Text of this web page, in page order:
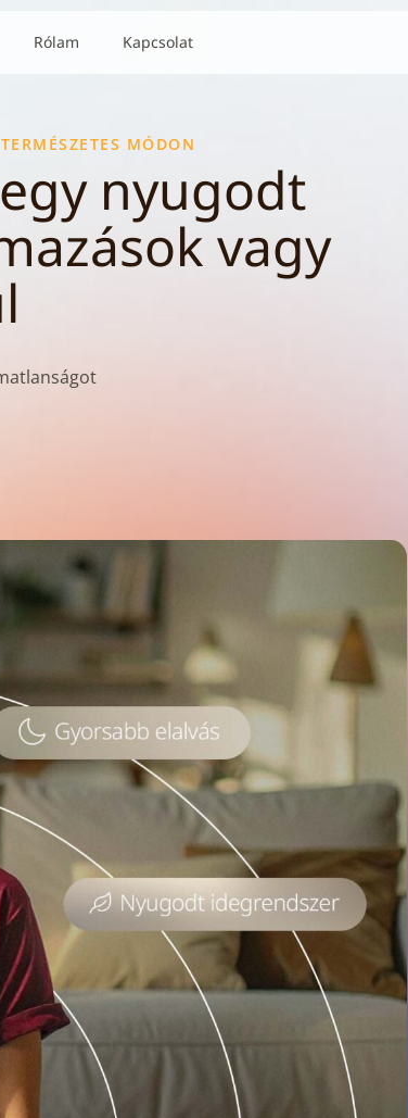
Rólam Kapcsolat
MÓDON
nyugodt
vagy